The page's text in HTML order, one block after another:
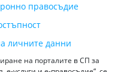
правосъдие
личните данни
на порталите в СП за